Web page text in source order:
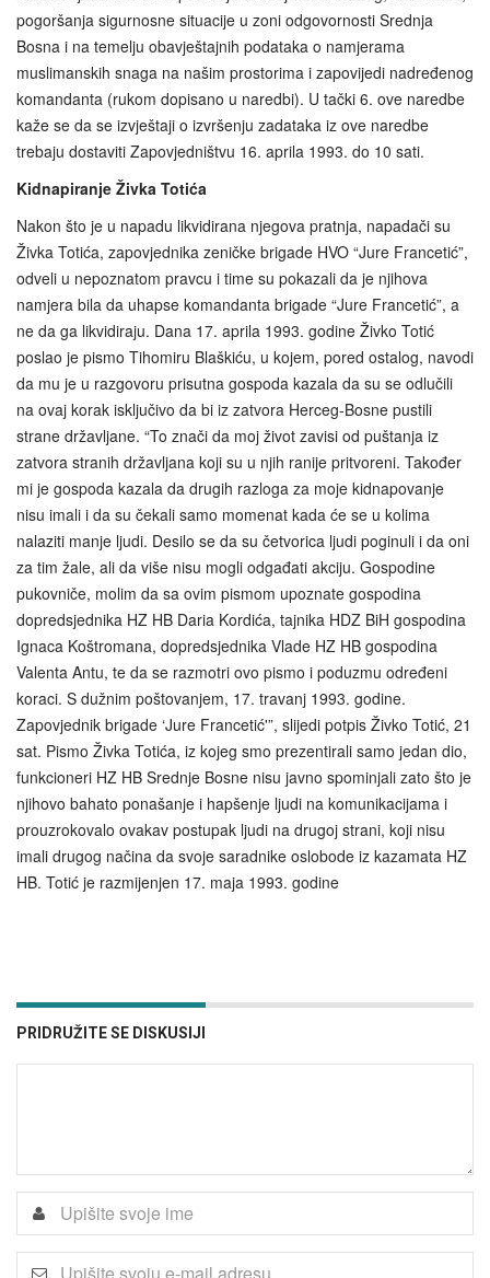
pogoršanja sigurnosne situacije u zoni odgovornosti Srednja
Bosna i na temelju obavještajnih podataka o namjerama
muslimanskih snaga na našim prostorima i zapovijedi nadređenog
komandanta (rukom dopisano u naredbi). U tački 6. ove naredbe
kaže se da se izvještaji o izvršenju zadataka iz ove naredbe
trebaju dostaviti Zapovjedništvu 16. aprila 1993. do 10 sati.
Kidnapiranje Živka Totića
Nakon što je u napadu likvidirana njegova pratnja, napadači su
Živka Totića, zapovjednika zeničke brigade HVO “Jure Francetić”,
odveli u nepoznatom pravcu i time su pokazali da je njihova
namjera bila da uhapse komandanta brigade “Jure Francetić”, a
ne da ga likvidiraju. Dana 17. aprila 1993. godine Živko Totić
poslao je pismo Tihomiru Blaškiću, u kojem, pored ostalog, navodi
da mu je u razgovoru prisutna gospoda kazala da su se odlučili
na ovaj korak isključivo da bi iz zatvora Herceg-Bosne pustili
strane državljane. “To znači da moj život zavisi od puštanja iz
zatvora stranih državljana koji su u njih ranije pritvoreni. Također
mi je gospoda kazala da drugih razloga za moje kidnapovanje
nisu imali i da su čekali samo momenat kada će se u kolima
nalaziti manje ljudi. Desilo se da su četvorica ljudi poginuli i da oni
za tim žale, ali da više nisu mogli odgađati akciju. Gospodine
pukovniče, molim da sa ovim pismom upoznate gospodina
dopredsjednika HZ HB Daria Kordića, tajnika HDZ BiH gospodina
Ignaca Koštromana, dopredsjednika Vlade HZ HB gospodina
Valenta Antu, te da se razmotri ovo pismo i poduzmu određeni
koraci. S dužnim poštovanjem, 17. travanj 1993. godine.
Zapovjednik brigade ‘Jure Francetić'”, slijedi potpis Živko Totić, 21
sat. Pismo Živka Totića, iz kojeg smo prezentirali samo jedan dio,
funkcioneri HZ HB Srednje Bosne nisu javno spominjali zato što je
njihovo bahato ponašanje i hapšenje ljudi na komunikacijama i
prouzrokovalo ovakav postupak ljudi na drugoj strani, koji nisu
imali drugog načina da svoje saradnike oslobode iz kazamata HZ
HB. Totić je razmijenjen 17. maja 1993. godine
PRIDRUŽITE SE DISKUSIJI